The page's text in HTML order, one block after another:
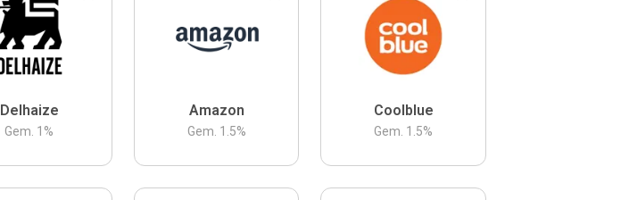
Delhaize
Gem. 1 %
Amazon
Gem. 1.5%
Coolblue
Gem. 1.5%